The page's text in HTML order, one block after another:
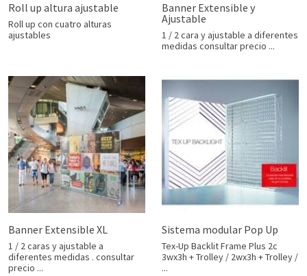
Roll up altura ajustable
Roll up con cuatro alturas
ajustables
Banner Extensible y
Ajustable
1 / 2 cara y ajustable a diferentes
medidas consultar precio ...
Banner Extensible XL
1 / 2 caras y ajustable a
diferentes medidas . consultar
precio ...
Sistema modular Pop Up
Tex-Up Backlit Frame Plus 2c
3wx3h + Trolley / 2wx3h + Trolley /
...